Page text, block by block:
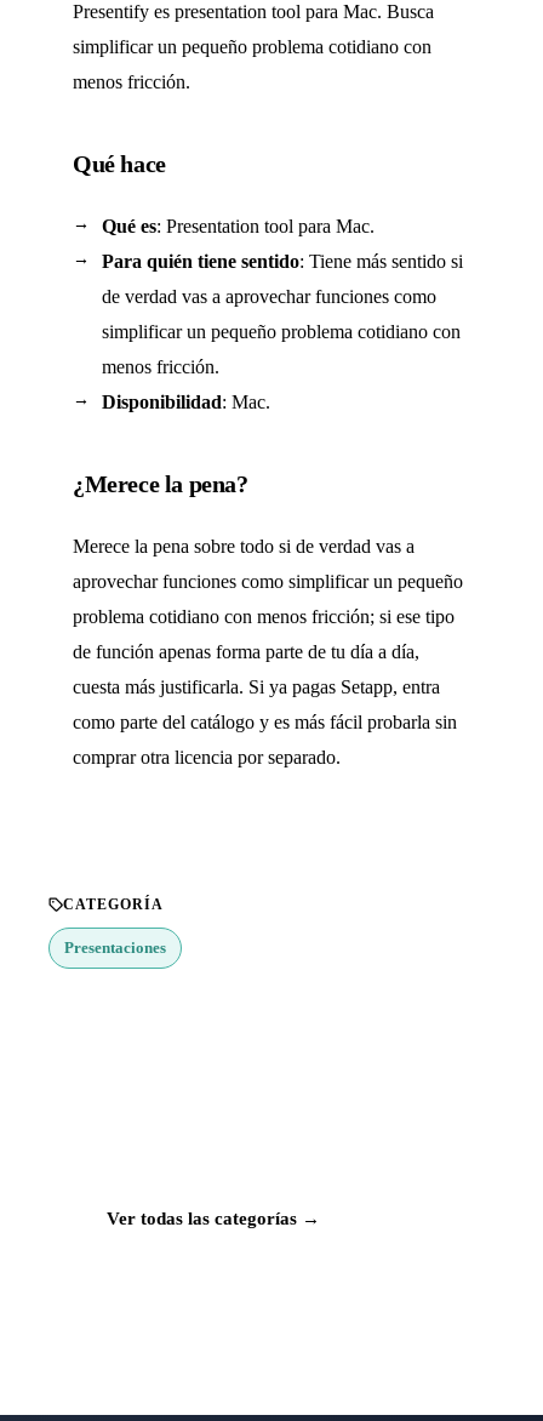
Presentify es presentation tool para Mac. Busca
simplificar un pequeño problema cotidiano con
menos fricción.
Qué hace
Qué es: Presentation tool para Mac.
Para quién tiene sentido: Tiene más sentido si
de verdad vas a aprovechar funciones como
simplificar un pequeño problema cotidiano con
menos fricción.
Disponibilidad: Mac.
¿Merece la pena?
Merece la pena sobre todo si de verdad vas a
aprovechar funciones como simplificar un pequeño
problema cotidiano con menos fricción; si ese tipo
de función apenas forma parte de tu día a día,
cuesta más justificarla. Si ya pagas Setapp, entra
como parte del catálogo y es más fácil probarla sin
comprar otra licencia por separado.
CATEGORÍA
Presentaciones
Ver todas las categorías →